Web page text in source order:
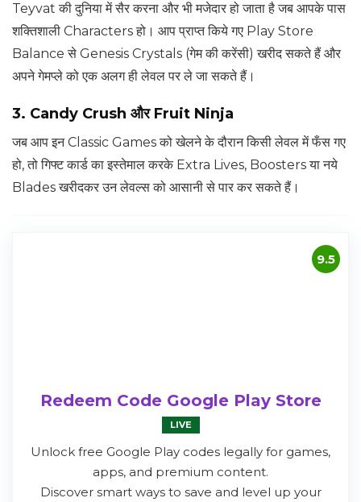
Teyvat की दुनिया में सैर करना और भी मजेदार हो जाता है जब आपके पास
शक्तिशाली Characters हो। आप प्राप्त किये गए Play Store
Balance से Genesis Crystals (गेम की करेंसी) खरीद सकते हैं और
अपने गेमप्ले को एक अलग ही लेवल पर ले जा सकते हैं।
3. Candy Crush और Fruit Ninja
जब आप इन Classic Games को खेलने के दौरान किसी लेवल में फँस गए
हो, तो गिफ्ट कार्ड का इस्तेमाल करके Extra Lives, Boosters या नये
Blades खरीदकर उन लेवल्स को आसानी से पार कर सकते हैं।
9.5
Redeem Code Google Play Store
LIVE
Unlock free Google Play codes legally for games,
apps, and premium content.
Discover smart ways to save and level up your